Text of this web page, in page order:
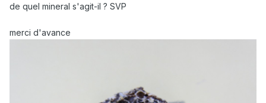
de quel mineral s'agit-il ? SVP
merci d'avance